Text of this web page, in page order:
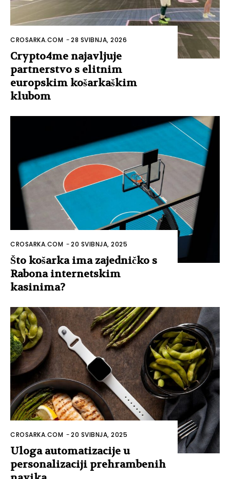
CROSARKA.COM -28 SVIBNJA, 2026
Crypto4me najavljuje
partnerstvo s elitnim
europskim košarkaškim
klubom
CROSARKA.COM -20 SVIBNJA, 2025
Što košarka ima zajedničko s
Rabona internetskim
kasinima?
CROSARKA.COM -20 SVIBNJA, 2025
Uloga automatizacije u
personalizaciji prehrambenih